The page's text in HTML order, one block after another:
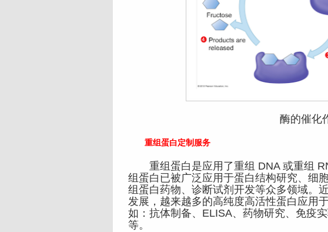
酶的催化
重组蛋白定制服务
重组蛋白是应用了重组 DNA 或重组
组蛋白已被广泛应用于蛋白结构研究、细
组蛋白药物、诊断试剂开发等众多领域。
发展，越来越多的高纯度高活性蛋白应用
如：抗体制备、ELISA、药物研究、免疫
等。